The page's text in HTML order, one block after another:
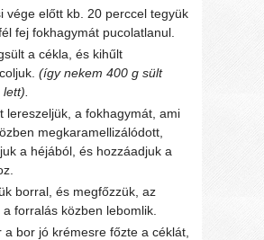
vége előtt kb. 20 perccel tegyük
fej fokhagymát pucolatlanul.
a cékla, és kihűlt
(így nekem 400 g sült
lereszeljük, a fokhagymát, ami
megkaramellizálódott,
a héjából, és hozzáadjuk a
borral, és megfőzzük, az
a forralás közben lebomlik.
a bor jó krémesre főzte a céklát,